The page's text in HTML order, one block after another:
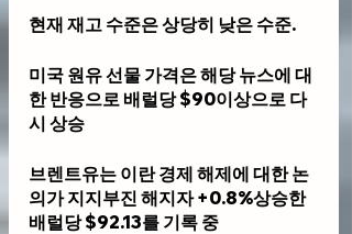
현재 재고 수준은 상당히 낮은 수준.
미국 원유 선물 가격은 해당 뉴스에 대
한 반응으로 배럴당 $90이상으로 다
시 상승
브렌트유는 이란 경제 해제에 대한 논
의가 지지부진 해지자 +0.8%상승한
배럴당 $92.13를 기록 중